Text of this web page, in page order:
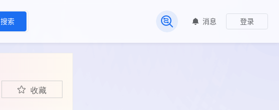
搜索
常见问题
消息 登录
收藏